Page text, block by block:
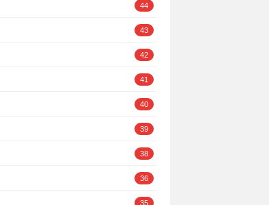
44
43
42
41
40
39
38
36
35